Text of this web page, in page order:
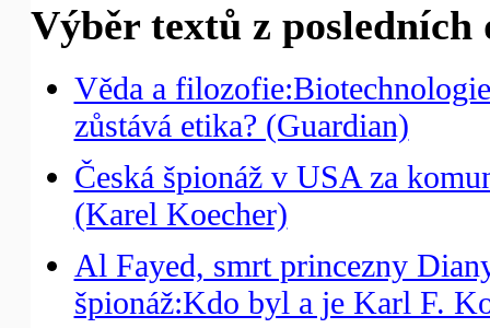
Výběr textů z posledních
Věda a
zůstává etika? (Guardian)
Česká špionáž v USA za
(Karel Koecher)
Al Fayed, smrt princezny
špionáž:Kdo byl a je Karl F.